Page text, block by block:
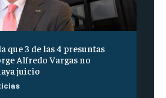
que 3 de las 4 presuntas
Alfredo Vargas no
juicio